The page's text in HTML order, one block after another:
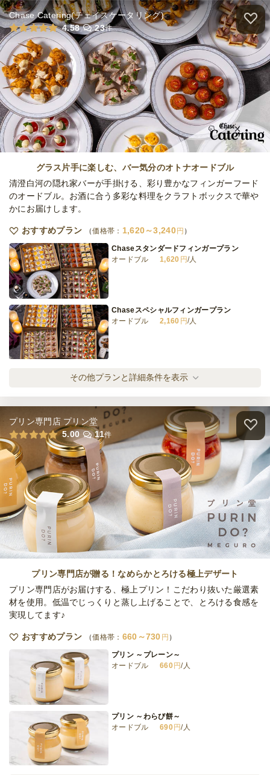
3種のN.Y.スイーツベーグルプラン
オードブル
1,200円/人
〈お肉たっぷり〉5種のN.Y.ベーグルサンド
イッチ
オードブル
1,500円/人
〈スイーツミックス〉5種のN.Y.ベーグルサ
オードブル
1,500円 /人
オードブル
1,100円
オードブル
15,000円
Chase Catering(チェイスケータリング)
4.58
23件
グラス片手に楽しむ、バー気分のオトナオードブル
清澄白河の隠れ家バーが手掛ける、彩り豊かなフィンガーフード
のオードブル。お酒に合う多彩な料理をクラフトボックスで華や
かにお届けします。
おすすめプラン 価格帯： 1,620～3,240 円
Chaseスタンダードフィンガープラン
オードブル
1,620 円/人
Chaseスペシャルフィンガープラン
オードブル
2,160 円/人
Chaseプレミアムフィンガープラン
オードブル
3,240円/人
大人のスイーツプラン
オードブル
1,620円
大人のスイーツプラン プレミアム
オードブル
2,500 円
全てのプランを見る（5件）
オードブル
締切 3日前12時
最低ご注文金額 15,000円
その他プランと詳細条件を表示
プリン専門店 プリン堂
5.00
11件
プリン専門店が贈る！なめらかとろける極上デザート
プリン専門店がお届けする、極上プリン！こだわり抜いた厳選素
材を使用。低温でじっくりと蒸し上げることで、とろける食感を
実現してます♪
おすすめプラン 価格帯： 660～730 円
プリン ～プレーン～
オードブル
660 円/人
プリン ～わらび餅～
オードブル
690円/人